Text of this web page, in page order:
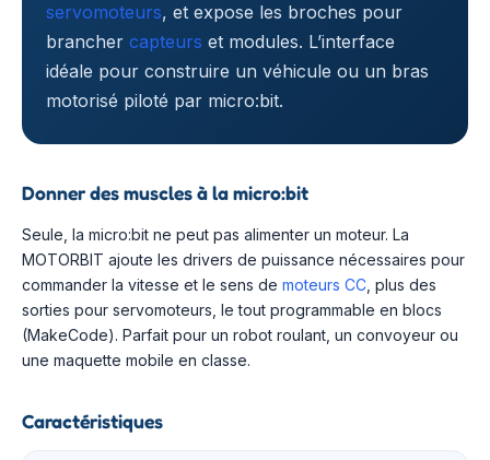
servomoteurs, et expose les broches pour
brancher capteurs et modules. L’interface
idéale pour construire un véhicule ou un bras
motorisé piloté par micro:bit.
Donner des muscles à la micro:bit
Seule, la micro:bit ne peut pas alimenter un moteur. La
MOTORBIT ajoute les drivers de puissance nécessaires pour
commander la vitesse et le sens de moteurs CC , plus des
sorties pour servomoteurs, le tout programmable en blocs
(MakeCode). Parfait pour un robot roulant, un convoyeur ou
une maquette mobile en classe.
Caractéristiques